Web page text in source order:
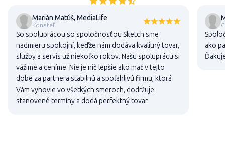
Marián Matúš, MediaLife
Konateľ
So spoluprácou so spoločnosťou Sketch sme
nadmieru spokojní, keďže nám dodáva kvalitný tovar,
služby a servis už niekoľko rokov. Našu spoluprácu si
vážime a ceníme. Nie je nič lepšie ako mať v tejto
dobe za partnera stabilnú a spoľahlivú firmu, ktorá
Vám vyhovie vo všetkých smeroch, dodržuje
stanovené termíny a dodá perfektný tovar.
ako